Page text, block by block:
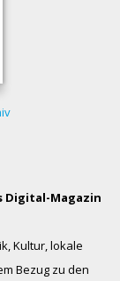
Digital-Magazin
Kultur, lokale
Bezug zu den